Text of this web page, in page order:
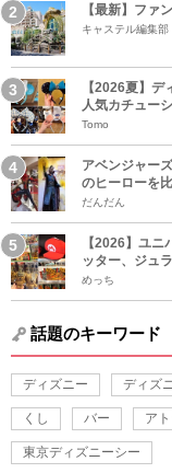
【最新】ファ
キャステル編集部
【2026夏】
人気カチュー
Tomo
アベンジャー
のヒーローを比
だんだん
【2026】ユ
ッター、ジュ
めっち
話題のキーワード
ディズニー ディズ
くし バー ア
東京ディズニーシー